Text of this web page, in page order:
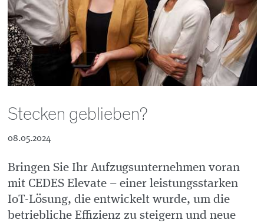
Stecken geblieben?
08.05.2024
Bringen Sie Ihr Aufzugsunternehmen voran
mit CEDES Elevate – einer leistungsstarken
IoT-Lösung, die entwickelt wurde, um die
betriebliche Effizienz zu steigern und neue